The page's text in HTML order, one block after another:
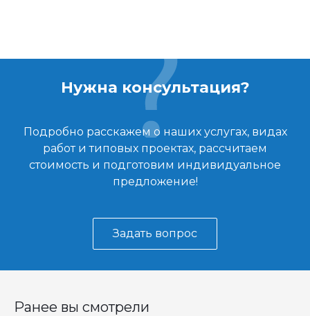
Нужна консультация?
Подробно расскажем о наших услугах, видах
работ и типовых проектах, рассчитаем
стоимость и подготовим индивидуальное
предложение!
Задать вопрос
Ранее вы смотрели